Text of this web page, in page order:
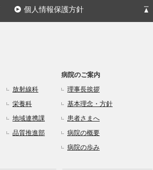
個人情報保護方針
放射線科
栄養科
地域連携課
品質推進部
病院のご案内
理事長挨拶
基本理念・方針
患者さまへ
病院の概要
病院の歩み